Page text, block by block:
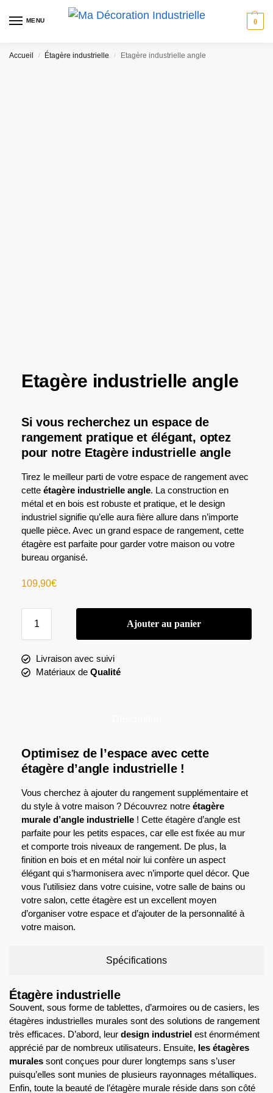
MENU 0
Accueil / Étagère industrielle / Etagère industrielle angle
Etagère industrielle angle
Si vous recherchez un espace de
rangement pratique et élégant, optez
pour notre Etagère industrielle angle
Tirez le meilleur parti de votre espace de rangement avec
cette étagère industrielle angle. La construction en
métal et en bois est robuste et pratique, et le design
industriel signifie qu’elle aura fière allure dans n’importe
quelle pièce. Avec un grand espace de rangement, cette
étagère est parfaite pour garder votre maison ou votre
bureau organisé.
109,90€
Ajouter au panier
Livraison avec suivi
Matériaux de Qualité
Spécifications
Optimisez de l’espace avec cette
étagère d’angle industrielle !
Vous cherchez à ajouter du rangement supplémentaire et
du style à votre maison ? Découvrez notre étagère
murale d’angle industrielle ! Cette étagère d’angle est
parfaite pour les petits espaces, car elle est fixée au mur
et comporte trois niveaux de rangement. De plus, la
finition en bois et en métal noir lui confère un aspect
élégant qui s’harmonisera avec n’importe quel décor. Que
vous l’utilisiez dans votre cuisine, votre salle de bains ou
votre salon, cette étagère est un excellent moyen
d’organiser votre espace et d’ajouter de la personnalité à
votre maison.
Étagère industrielle
Souvent, sous forme de tablettes, d’armoires ou de casiers, les
étagères industrielles murales sont des solutions de rangement
très efficaces. D’abord, leur design industriel est énormément
apprécié par de nombreux utilisateurs. Ensuite, les étagères
murales sont conçues pour durer longtemps sans s’user
puisqu’elles sont munies de plusieurs rayonnages métalliques.
Enfin, toute la beauté de l’étagère murale réside dans son côté